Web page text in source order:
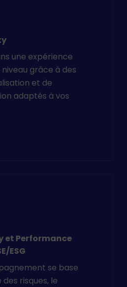
une expérience
grâce à des
et de
adaptés à vos
et Performance
ESG
se base
risques, le